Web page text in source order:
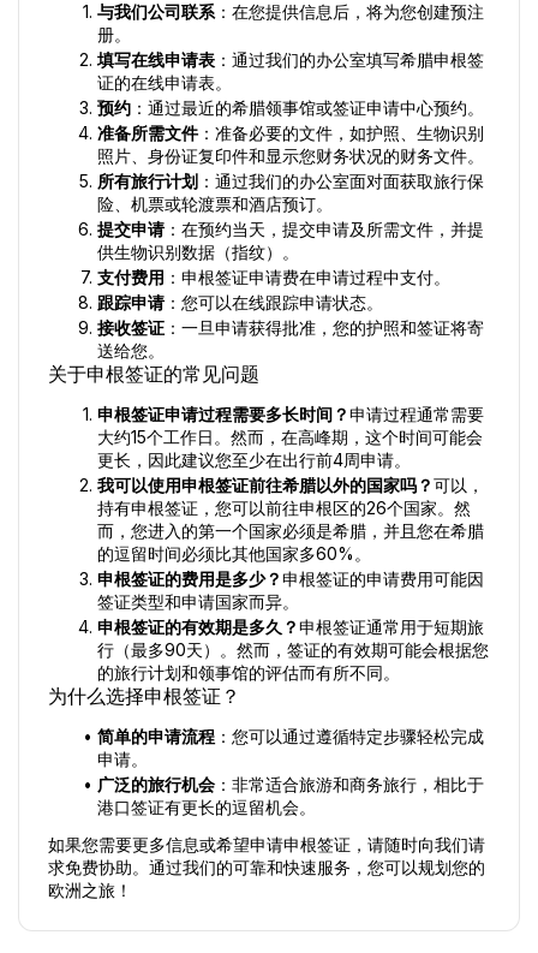
与我们公司联系：在您提供信息后，将为您创建预注
册。
填写在线申请表：通过我们的办公室填写希腊申根签
证的在线申请表。
预约：通过最近的希腊领事馆或签证申请中心预约。
准备所需文件：准备必要的文件，如护照、生物识别
照片、身份证复印件和显示您财务状况的财务文件。
所有旅行计划：通过我们的办公室面对面获取旅行保
险、机票或轮渡票和酒店预订。
提交申请：在预约当天，提交申请及所需文件，并提
供生物识别数据（指纹）。
支付费用 ：申根签证申请费在申请过程中支付。
跟踪申请：您可以在线跟踪申请状态。
接收签证：一旦申请获得批准，您的护照和签证将寄
送给您。
关于申根签证的常见问题
申根签证申请过程需要多长时间？申请过程通常需要
大约15个工作日。然而，在高峰期，这个时间可能会
更长，因此建议您至少在出行前4周申请。
我可以使用申根签证前往希腊以外的国家吗？可以，
持有申根签证，您可以前往申根区的26个国家。然
而，您进入的第一个国家必须是希腊，并且您在希腊
的逗留时间必须比其他国家多60%。
申根签证的费用是多少？申根签证的申请费用可能因
签证类型和申请国家而异。
申根签证的有效期是多久？申根签证通常用于短期旅
行（最多90天）。然而，签证的有效期可能会根据您
的旅行计划和领事馆的评估而有所不同。
为什么选择申根签证？
简单的申请流程：您可以通过遵循特定步骤轻松完成
申请。
广泛的旅行机会：非常适合旅游和商务旅行，相比于
港口签证有更长的逗留机会。
如果您需要更多信息或希望申请申根签证，请随时向我们请
求免费协助。通过我们的可靠和快速服务，您可以规划您的
欧洲之旅！